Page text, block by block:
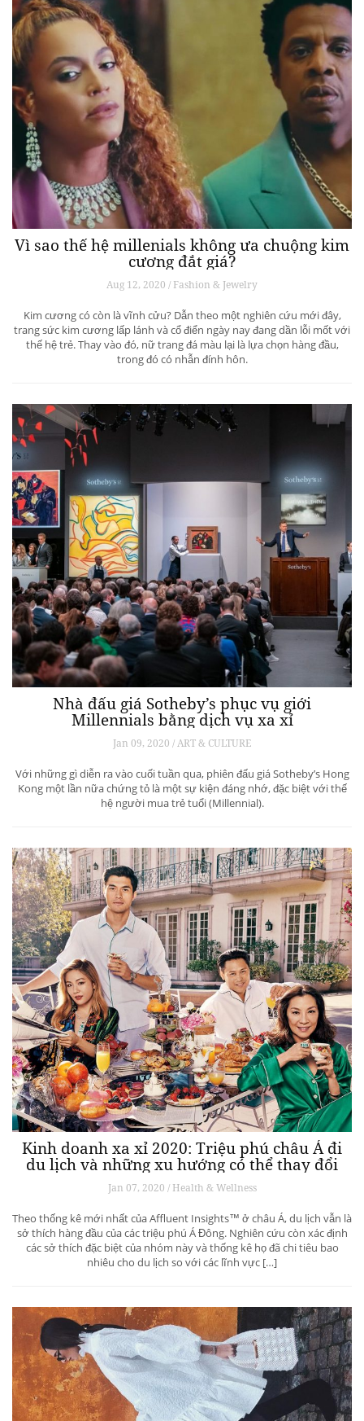
Vì sao thế hệ millenials không ưa chuộng kim
cương đắt giá?
Aug 12, 2020 / Fashion & Jewelry
Kim cương có còn là vĩnh cửu? Dẫn theo một nghiên cứu mới đây,
trang sức kim cương lấp lánh và cổ điển ngày nay đang dần lỗi mốt với
thế hệ trẻ. Thay vào đó, nữ trang đá màu lại là lựa chọn hàng đầu,
trong đó có nhẫn đính hôn.
Nhà đấu giá Sotheby’s phục vụ giới
Millennials bằng dịch vụ xa xỉ
Jan 09, 2020 / ART & CULTURE
Với những gì diễn ra vào cuối tuần qua, phiên đấu giá Sotheby’s Hong
Kong một lần nữa chứng tỏ là một sự kiện đáng nhớ, đặc biệt với thế
hệ người mua trẻ tuổi (Millennial).
Kinh doanh xa xỉ 2020: Triệu phú châu Á đi
du lịch và những xu hướng có thể thay đổi
ngành du lịch thượng lưu
Jan 07, 2020 / Health & Wellness
Theo thống kê mới nhất của Affluent Insights™ ở châu Á, du lịch vẫn là
sở thích hàng đầu của các triệu phú Á Đông. Nghiên cứu còn xác định
các sở thích đặc biệt của nhóm này và thống kê họ đã chi tiêu bao
nhiêu cho du lịch so với các lĩnh vực […]